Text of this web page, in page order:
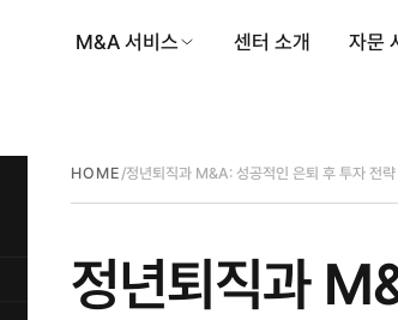
M&A 서비스 센터 소개 자문
HOME /정년퇴직과 M&A: 성공적인 은퇴 후 투자 전
정년퇴직과